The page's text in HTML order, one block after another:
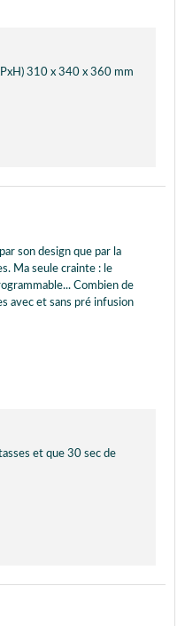
310 x 340 x 360 mm
son design que par la
Ma seule crainte : le
Combien de
avec et sans pré infusion
et que 30 sec de